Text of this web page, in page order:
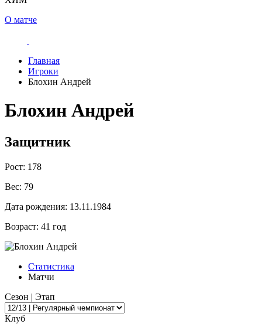
О матче
Главная
Игроки
Блохин Андрей
Блохин Андрей
Защитник
Рост: 178
Вес: 79
Дата рождения: 13.11.1984
Возраст: 41 год
Статистика
Матчи
Сезон | Этап
Клуб